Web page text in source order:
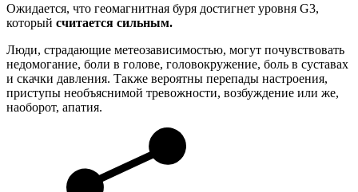
Ожидается, что геомагнитная буря достигнет уровня G3,
который считается сильным.
Люди, страдающие метеозависимостью, могут почувствовать
недомогание, боли в голове, головокружение, боль в суставах
и скачки давления. Также вероятны перепады настроения,
приступы необъяснимой тревожности, возбуждение или же,
наоборот, апатия.